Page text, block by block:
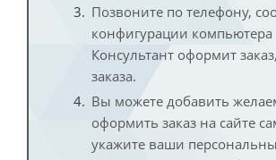
Позвоните по телефону,
конфигурации
Консультант оформит
заказа.
Вы можете добавить
оформить заказ на сайте
укажите ваши